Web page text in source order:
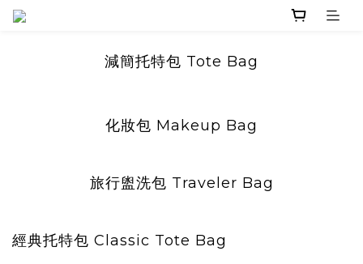
減簡托特包 Tote Bag
化妝包 Makeup Bag
旅行盥洗包 Traveler Bag
經典托特包 Classic Tote Bag